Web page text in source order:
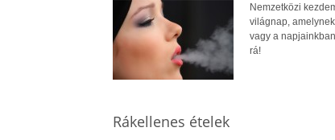
Nemzetközi
világnap,
vagy a
rá!
Rákellenes ételek